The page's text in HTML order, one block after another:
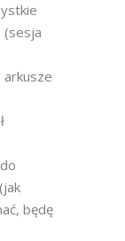
(sesja
będę